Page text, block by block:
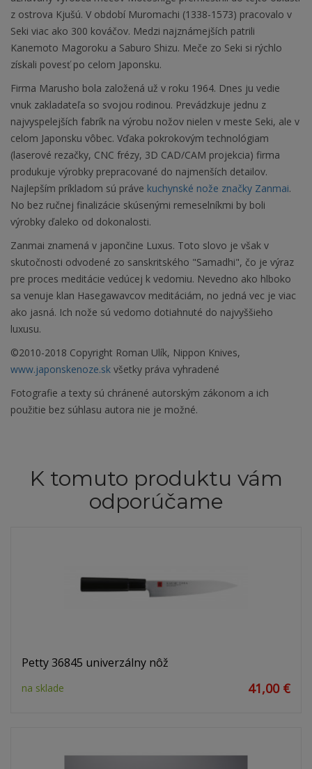
z ostrova Kjušú. V období Muromachi (1338-1573) pracovalo v
Seki viac ako 300 kováčov. Medzi najznámejších patrili
Kanemoto Magoroku a Saburo Shizu. Meče zo Seki si rýchlo
získali povesť po celom Japonsku.
Firma Marusho bola založená už v roku 1964. Dnes ju vedie
vnuk zakladateľa so svojou rodinou. Prevádzkuje jednu z
najvyspelejších fabrík na výrobu nožov nielen v meste Seki, ale v
celom Japonsku vôbec. Vďaka pokrokovým technológiam
(laserové rezačky, CNC frézy, 3D CAD/CAM projekcia) firma
produkuje výrobky prepracované do najmenších detailov.
Najlepším príkladom sú práve kuchynské nože značky Zanmai.
No bez ručnej finalizácie skúsenými remeselníkmi by boli
výrobky ďaleko od dokonalosti.
Zanmai znamená v japončine Luxus. Toto slovo je však v
skutočnosti odvodené zo sanskritského "Samadhi", čo je výraz
pre proces meditácie vedúcej k vedomiu. Nevedno ako hlboko
sa venuje klan Hasegawavcov meditáciám, no jedná vec je viac
ako jasná. Ich nože sú vedomo dotiahnuté do najvyššieho
luxusu.
©2010-2018 Copyright Roman Ulík, Nippon Knives,
www.japonskenoze.sk všetky práva vyhradené
Fotografie a texty sú chránené autorským zákonom a ich
použitie bez súhlasu autora nie je možné.
K tomuto produktu vám
odporúčame
Petty 36845 univerzálny nôž
na sklade 41,00 €